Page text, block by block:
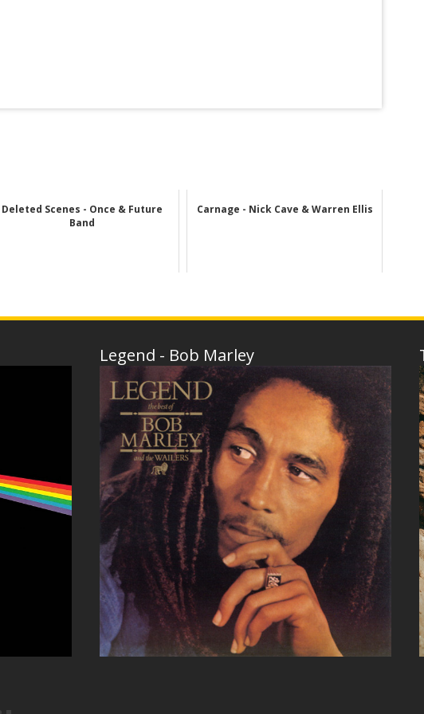
Deleted Scenes - Once & Future
Band
Carnage - Nick Cave & Warren Ellis
Legend - Bob Marley